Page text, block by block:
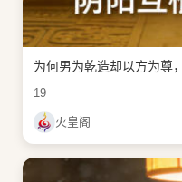
为何男为乾造却以方为尊
19
火皇阁